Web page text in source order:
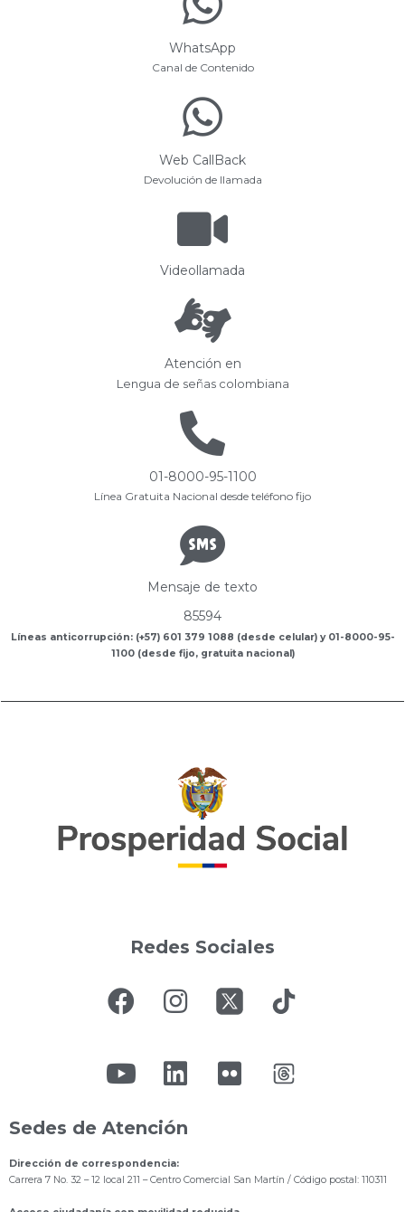
WhatsApp
Canal de Contenido
Web CallBack
Devolución de llamada
Videollamada
Atención en
Lengua de señas colombiana
01-8000-95-1100
Línea Gratuita Nacional desde teléfono fijo
Mensaje de texto
85594
Líneas anticorrupción: (+57) 601 379 1088 (desde celular) y 01-8000-95-
1100 (desde fijo, gratuita nacional)
Redes Sociales
Sedes de Atención
Dirección de correspondencia:
Carrera 7 No. 32 – 12 local 211 – Centro Comercial San Martín / Código postal: 110311